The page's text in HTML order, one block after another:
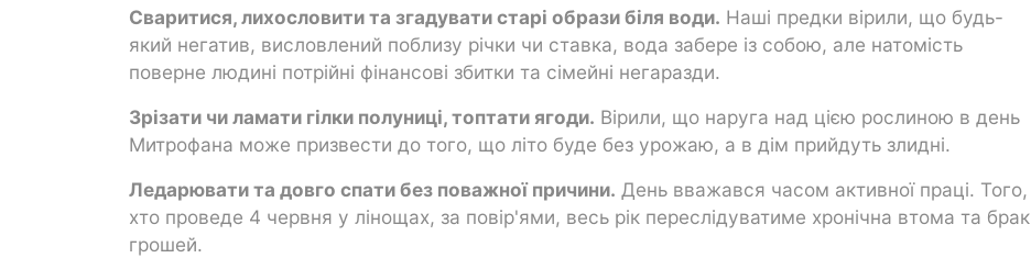
Сваритися, лихословити та згадувати старі образи біля води. Наші предки вірили, що будь-
який негатив, висловлений поблизу річки чи ставка, вода забере із собою, але натомість
поверне людині потрійні фінансові збитки та сімейні негаразди.
Зрізати чи ламати гілки полуниці, топтати ягоди. Вірили, що наруга над цією рослиною в день
Митрофана може призвести до того, що літо буде без урожаю, а в дім прийдуть злидні.
Ледарювати та довго спати без поважної причини. День вважався часом активної праці. Того,
хто проведе 4 червня у лінощах, за повір'ями, весь рік переслідуватиме хронічна втома та брак
грошей.